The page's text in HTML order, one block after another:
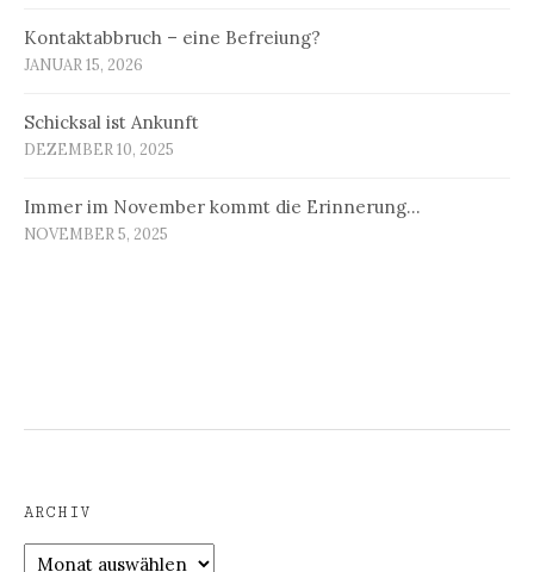
Kontaktabbruch – eine Befreiung?
JANUAR 15, 2026
Schicksal ist Ankunft
DEZEMBER 10, 2025
Immer im November kommt die Erinnerung…
NOVEMBER 5, 2025
ARCHIV
Archiv